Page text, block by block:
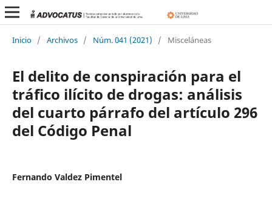
Inicio / Archivos / Núm. 041 (2021) / Misceláneas
El delito de conspiración para el
tráfico ilícito de drogas: análisis
del cuarto párrafo del artículo 296
del Código Penal
Fernando Valdez Pimentel